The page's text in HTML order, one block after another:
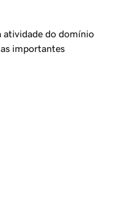
atividade do domínio
importantes